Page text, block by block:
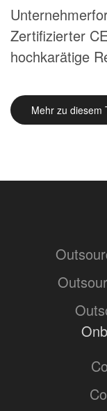
Zertifizierter
hochkarätige
Mehr zu diesem